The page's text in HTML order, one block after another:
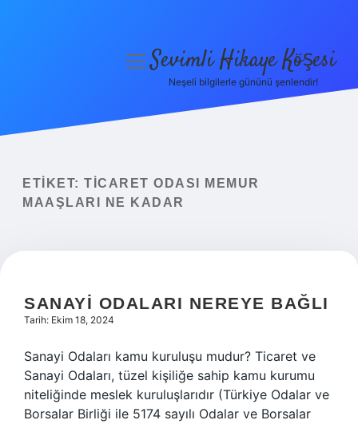
Yasal Uyarı
menüyüSevimli Hikaye Köşesi
Neşeli bilgilerle gününü şenlendir!
ETIKET: TICARET ODASI MEMUR
MAAŞLARI NE KADAR
SANAYI ODALARI NEREYE BAĞLI
Tarih: Ekim 18, 2024
Sanayi Odaları kamu kuruluşu mudur? Ticaret ve
Sanayi Odaları, tüzel kişiliğe sahip kamu kurumu
niteliğinde meslek kuruluşlarıdır (Türkiye Odalar ve
Borsalar Birliği ile 5174 sayılı Odalar ve Borsalar